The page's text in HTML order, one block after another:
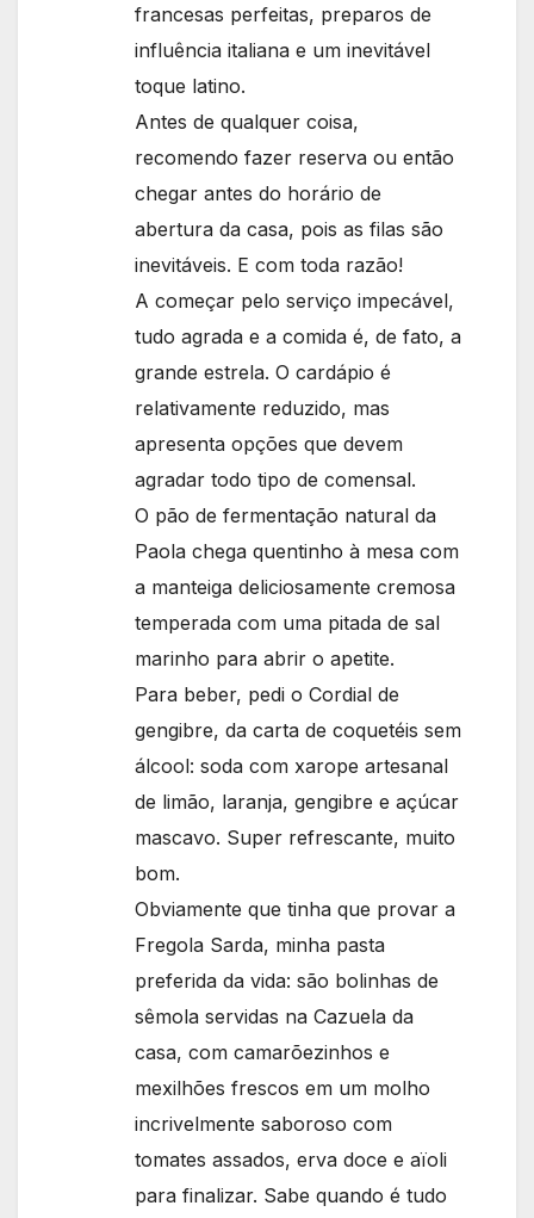
francesas perfeitas, preparos de
influência italiana e um inevitável
toque latino.
Antes de qualquer coisa,
recomendo fazer reserva ou então
chegar antes do horário de
abertura da casa, pois as filas são
inevitáveis. E com toda razão!
A começar pelo serviço impecável,
tudo agrada e a comida é, de fato, a
grande estrela. O cardápio é
relativamente reduzido, mas
apresenta opções que devem
agradar todo tipo de comensal.
O pão de fermentação natural da
Paola chega quentinho à mesa com
a manteiga deliciosamente cremosa
temperada com uma pitada de sal
marinho para abrir o apetite.
Para beber, pedi o Cordial de
gengibre, da carta de coquetéis sem
álcool: soda com xarope artesanal
de limão, laranja, gengibre e açúcar
mascavo. Super refrescante, muito
bom.
Obviamente que tinha que provar a
Fregola Sarda, minha pasta
preferida da vida: são bolinhas de
sêmola servidas na Cazuela da
casa, com camarõezinhos e
mexilhões frescos em um molho
incrivelmente saboroso com
tomates assados, erva doce e aïoli
para finalizar. Sabe quando é tudo